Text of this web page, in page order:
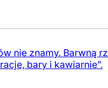
nie znamy.
bary i kawiarnie”.